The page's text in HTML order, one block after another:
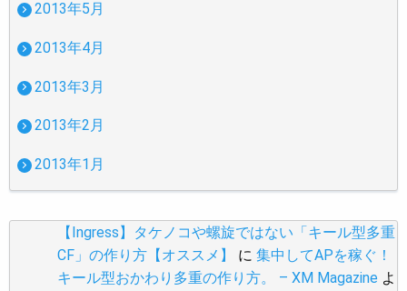
2013年5月
2013年4月
2013年3月
2013年2月
2013年1月
【Ingress】タケノコや螺旋ではない「キール型多重
CF」の作り方【オススメ】
に 集中してAPを稼ぐ！
キール型おかわり多重の作り方。 – XM Magazine よ